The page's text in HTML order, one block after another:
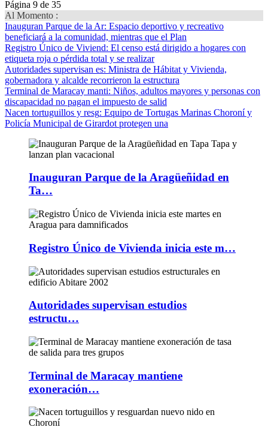
Página 9 de 35
Al Momento :
Inauguran Parque de la Ar: Espacio deportivo y recreativo
beneficiará a la comunidad, mientras que el Plan
Registro Único de Viviend: El censo está dirigido a hogares con
etiqueta roja o pérdida total y se realizar
Autoridades supervisan es: Ministra de Hábitat y Vivienda,
gobernadora y alcalde recorrieron la estructura
Terminal de Maracay manti: Niños, adultos mayores y personas con
discapacidad no pagan el impuesto de salid
Nacen tortuguillos y resg: Equipo de Tortugas Marinas Choroní y
Policía Municipal de Girardot protegen una
Inauguran Parque de la Aragüeñidad en
Ta…
Registro Único de Vivienda inicia este m…
Autoridades supervisan estudios
estructu…
Terminal de Maracay mantiene
exoneración…